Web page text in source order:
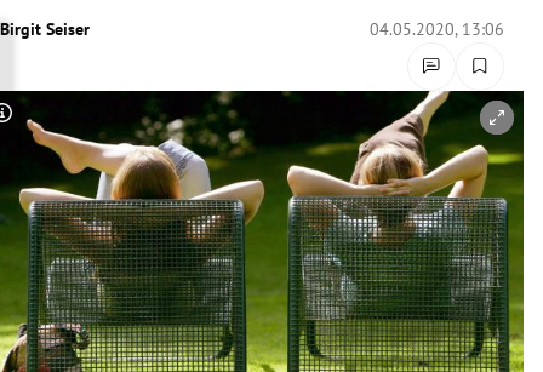
Untermenü
Untermenü
Untermenü
Untermenü
Untermenü
Birgit Seiser 04.05.2020, 13:06
Copyright-Hinweis öffnen/schließen